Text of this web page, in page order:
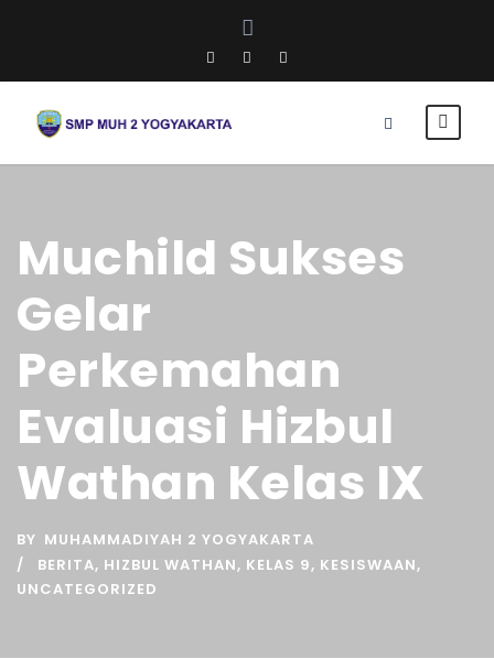
Muchild Sukses
Gelar
Perkemahan
Evaluasi Hizbul
Wathan Kelas IX
BY MUHAMMADIYAH 2 YOGYAKARTA
BERITA, HIZBUL WATHAN, KELAS 9, KESISWAAN,
UNCATEGORIZED